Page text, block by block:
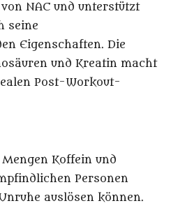
NAC und unterstützt
seine
Eigenschaften. Die
und Kreatin macht
Post-Workout-
Koffein und
Personen
auslösen können.